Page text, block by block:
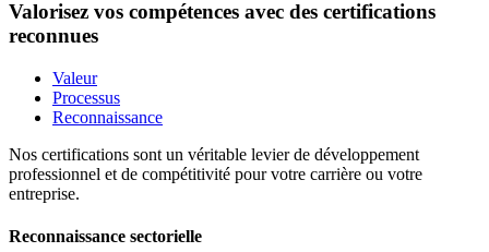
Valorisez vos compétences avec des certifications
reconnues
Valeur
Processus
Reconnaissance
Nos certifications sont un véritable levier de développement
professionnel et de compétitivité pour votre carrière ou votre
entreprise.
Reconnaissance sectorielle